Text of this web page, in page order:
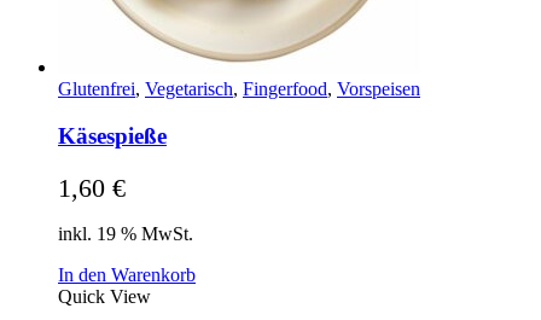
Glutenfrei, Vegetarisch, Fingerfood, Vorspeisen
Käsespieße
1,60 €
inkl. 19 % MwSt.
In den Warenkorb
Quick View